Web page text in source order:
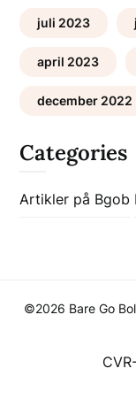
juli 2023
april 2023
december 2022
Categories
Artikler på Bgob
©2026 Bare Go